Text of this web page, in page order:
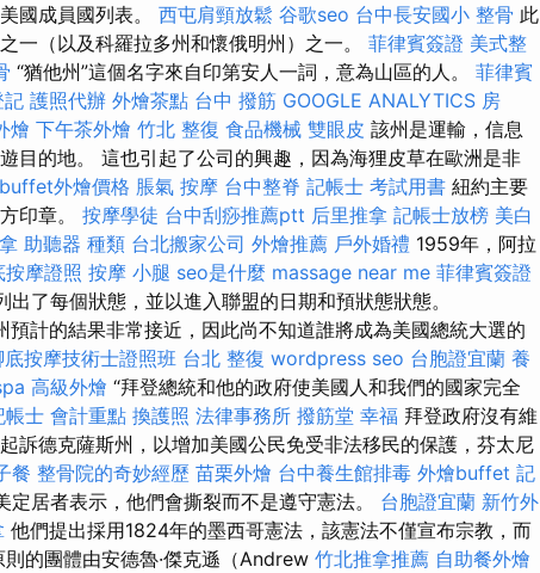
國成員國列表。 西屯肩頸放鬆 谷歌seo 台中長安國小 整骨 此
一（以及科羅拉多州和懷俄明州）之一。 菲律賓簽證 美式整
“猶他州”這個名字來自印第安人一詞，意為山區的人。 菲律賓
記 護照代辦 外燴茶點 台中 撥筋 GOOGLE ANALYTICS 房
燴 下午茶外燴 竹北 整復 食品機械 雙眼皮 該州是運輸，信息
目的地。 這也引起了公司的興趣，因為海狸皮草在歐洲是非
buffet外燴價格 脹氣 按摩 台中整脊 記帳士 考試用書 紐約主要
印章。 按摩學徒 台中刮痧推薦ptt 后里推拿 記帳士放榜 美白
助聽器 種類 台北搬家公司 外燴推薦 戶外婚禮 1959年，阿拉
按摩證照 按摩 小腿 seo是什麼 massage near me 菲律賓簽證
出了每個狀態，並以進入聯盟的日期和預狀態狀態。
計的結果非常接近，因此尚不知道誰將成為美國總統大選的
底按摩技術士證照班 台北 整復 wordpress seo 台胞證宜蘭 養
高級外燴 “拜登總統和他的政府使美國人和我們的國家完全
帳士 會計重點 換護照 法律事務所 撥筋堂 幸福 拜登政府沒有維
訴德克薩斯州，以增加美國公民免受非法移民的保護，芬太尼
餐 整骨院的奇妙經歷 苗栗外燴 台中養生館排毒 外燴buffet 記
居者表示，他們會撕裂而不是遵守憲法。 台胞證宜蘭 新竹外
他們提出採用1824年的墨西哥憲法，該憲法不僅宣布宗教，而
的團體由安德魯·傑克遜（Andrew 竹北推拿推薦 自助餐外燴